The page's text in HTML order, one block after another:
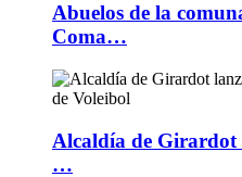
Abuelos de la
Coma…
Alcaldía de
…